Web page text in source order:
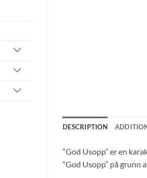
DESCRIPTION
“God Usopp” er en
“God Usopp” på grunn